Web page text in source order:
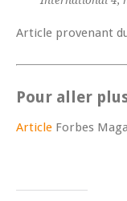
Article provenant
Pour aller
Article Forbes